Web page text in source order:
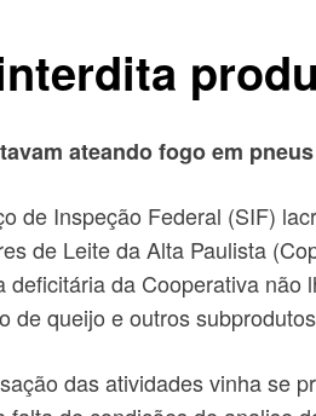
ateando fogo em
de Inspeção Federal (SIF)
de Leite da Alta Paulista
deficitária da Cooperativa
de queijo e outros
das atividades vinha se